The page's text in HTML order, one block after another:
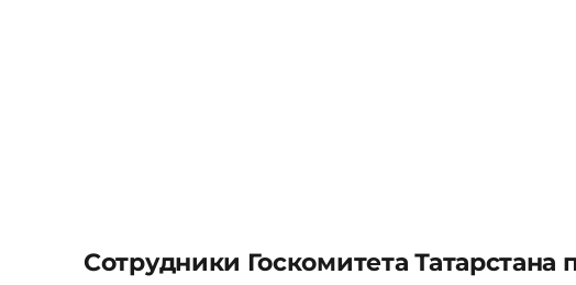
Сотрудники Госкомитета Татарстана